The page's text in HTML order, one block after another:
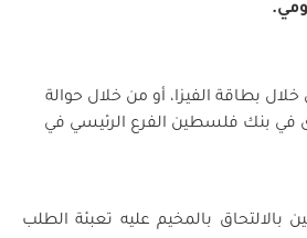
خلال بطاقة الفيزا، أو من خلال حوالة
في بنك فلسطين الفرع الرئيسي في
بالالتحاق بالمخيم عليه تعبئة الطلب